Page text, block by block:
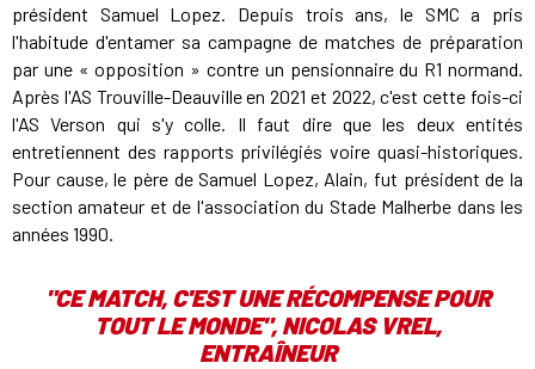
président Samuel Lopez. Depuis trois ans, le SMC a pris
l'habitude d'entamer sa campagne de matches de préparation
par une « opposition » contre un pensionnaire du R1 normand.
Après l'AS Trouville-Deauville en 2021 et 2022, c'est cette fois-ci
l'AS Verson qui s'y colle. Il faut dire que les deux entités
entretiennent des rapports privilégiés voire quasi-historiques.
Pour cause, le père de Samuel Lopez, Alain, fut président de la
section amateur et de l'association du Stade Malherbe dans les
années 1990.
"CE MATCH, C'EST UNE RÉCOMPENSE POUR
TOUT LE MONDE", NICOLAS VREL,
ENTRAÎNEUR